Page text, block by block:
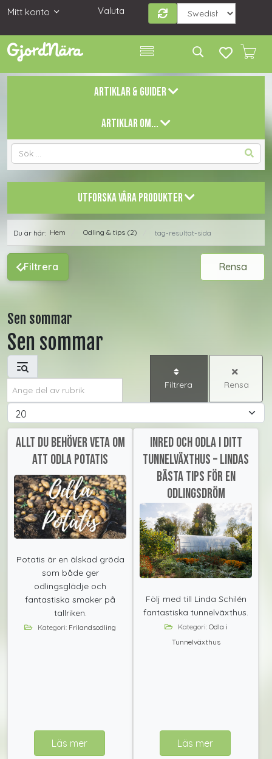
Mitt konto Valuta
ARTIKLAR & GUIDER
ARTIKLAR OM...
UTFORSKA VÅRA PRODUKTER
Du är här: Hem Odling & tips (2) tag-resultat-sida
Filtrera Rensa
Sen sommar
Sen sommar
Ange del av rubrik
Filtrera Rensa
Visa #
Allt du behöver veta om
att odla potatis
Potatis är en älskad gröda
som både ger
odlingsglädje och
fantastiska smaker på
tallriken.
Kategori: Frilandsodling
Läs mer
Inred och odla i ditt
tunnelväxthus – Lindas
bästa tips för en
odlingsdröm
Följ med till Linda Schilén
fantastiska tunnelväxthus.
Kategori: Odla i
Tunnelväxthus
Läs mer